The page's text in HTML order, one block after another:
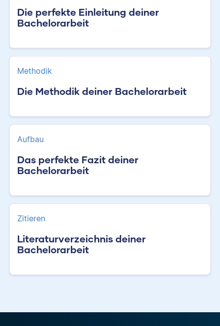
Die perfekte Einleitung deiner
Bachelorarbeit
Methodik
Die Methodik deiner Bachelorarbeit
Aufbau
Das perfekte Fazit deiner
Bachelorarbeit
Zitieren
Literaturverzeichnis deiner
Bachelorarbeit